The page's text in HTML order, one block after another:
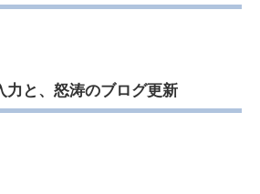
力と、怒涛のブログ更新